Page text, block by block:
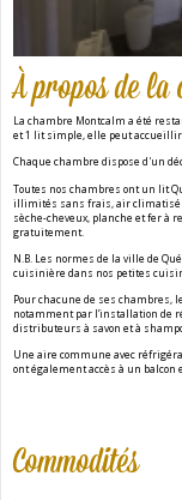
À propos de la
La chambre Montcalm a été
et 1 lit simple, elle peut
Chaque chambre dispose d'un
Toutes nos chambres ont un lit
illimités sans frais, air climatisé
sèche-cheveux, planche et fer à
gratuitement.
N.B. Les normes de la ville de
cuisinière dans nos petites
Pour chacune de ses chambres,
notamment par l’installation de
distributeurs à savon et à
Une aire commune avec
ont également accès à un
Commodités